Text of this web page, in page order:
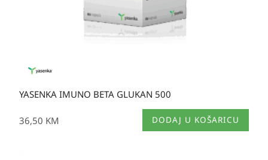
YASENKA IMUNO BETA GLUKAN 500
36,50 KM DODAJ U KOŠARICU